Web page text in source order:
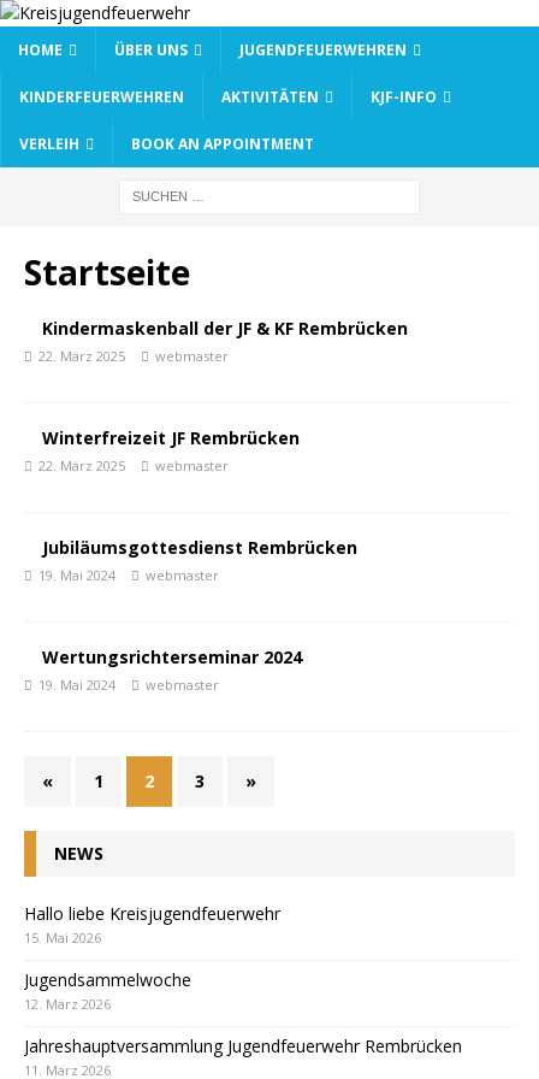
HOME ÜBER UNS JUGENDFEUERWEHREN
KINDERFEUERWEHREN AKTIVITÄTEN KJF-INFO
VERLEIH BOOK AN APPOINTMENT
Startseite
Kindermaskenball der JF & KF Rembrücken
22. März 2025 webmaster
Winterfreizeit JF Rembrücken
22. März 2025 webmaster
Jubiläumsgottesdienst Rembrücken
19. Mai 2024 webmaster
Wertungsrichterseminar 2024
19. Mai 2024 webmaster
« 1 2 3 »
NEWS
Hallo liebe Kreisjugendfeuerwehr
15. Mai 2026
Jugendsammelwoche
12. März 2026
Jahreshauptversammlung Jugendfeuerwehr Rembrücken
11. März 2026